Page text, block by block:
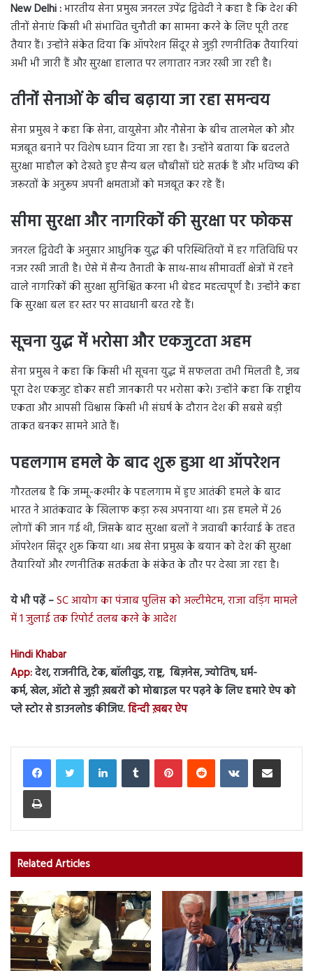
New Delhi :भारतीय सेना प्रमुख जनरल उपेंद्र द्विवेदी ने कहा है कि देश की
तीनों सेनाएं किसी भी संभावित चुनौती का सामना करने के लिए पूरी तरह
तैयार हैं। उन्होंने संकेत दिया कि ऑपरेशन सिंदूर से जुड़ी रणनीतिक तैयारियां
अभी भी जारी हैं और सुरक्षा हालात पर लगातार नजर रखी जा रही है।
तीनों सेनाओं के बीच बढ़ाया जा रहा समन्वय
सेना प्रमुख ने कहा कि सेना, वायुसेना और नौसेना के बीच तालमेल को और
मजबूत बनाने पर विशेष ध्यान दिया जा रहा है। उन्होंने बताया कि बदलते
सुरक्षा माहौल को देखते हुए सैन्य बल चौबीसों घंटे सतर्क हैं और भविष्य की
जरूरतों के अनुरूप अपनी क्षमताओं को मजबूत कर रहे हैं।
सीमा सुरक्षा और नागरिकों की सुरक्षा पर फोकस
जनरल द्विवेदी के अनुसार आधुनिक युद्ध की परिस्थितियों में हर गतिविधि पर
नजर रखी जाती है। ऐसे में सैन्य तैनाती के साथ-साथ सीमावर्ती क्षेत्रों में रहने
वाले नागरिकों की सुरक्षा सुनिश्चित करना भी बेहद महत्वपूर्ण है। उन्होंने कहा
कि सुरक्षा बल हर स्तर पर सावधानी बरत रहे हैं।
सूचना युद्ध में भरोसा और एकजुटता अहम
सेना प्रमुख ने कहा कि किसी भी सूचना युद्ध में सफलता तभी मिलती है, जब
पूरा देश एकजुट होकर सही जानकारी पर भरोसा करे। उन्होंने कहा कि राष्ट्रीय
एकता और आपसी विश्वास किसी भी संघर्ष के दौरान देश की सबसे बड़ी
ताकत बनकर सामने आते हैं।
पहलगाम हमले के बाद शुरू हुआ था ऑपरेशन
गौरतलब है कि जम्मू-कश्मीर के पहलगाम में हुए आतंकी हमले के बाद
भारत ने आतंकवाद के खिलाफ कड़ा रुख अपनाया था। इस हमले में 26
लोगों की जान गई थी, जिसके बाद सुरक्षा बलों ने जवाबी कार्रवाई के तहत
ऑपरेशन सिंदूर शुरू किया था। अब सेना प्रमुख के बयान को देश की सुरक्षा
तैयारियों और रणनीतिक सतर्कता के संकेत के तौर पर देखा जा रहा है।
ये भी पढ़ें –SC आयोग का पंजाब पुलिस को अल्टीमेटम, राजा वड़िंग मामले
में 1 जुलाई तक रिपोर्ट तलब करने के आदेश
Hindi Khabar
App:देश, राजनीति, टेक, बॉलीवुड, राष्ट्र, बिज़नेस, ज्योतिष, धर्म-
कर्म, खेल, ऑटो से जुड़ी ख़बरों को मोबाइल पर पढ़ने के लिए हमारे ऐप को
प्ले स्टोर से डाउनलोड कीजिए.हिन्दी ख़बर ऐप
LinkedInTumblr PinterestReddit VKontakteShare via Email
Print
Related Articles